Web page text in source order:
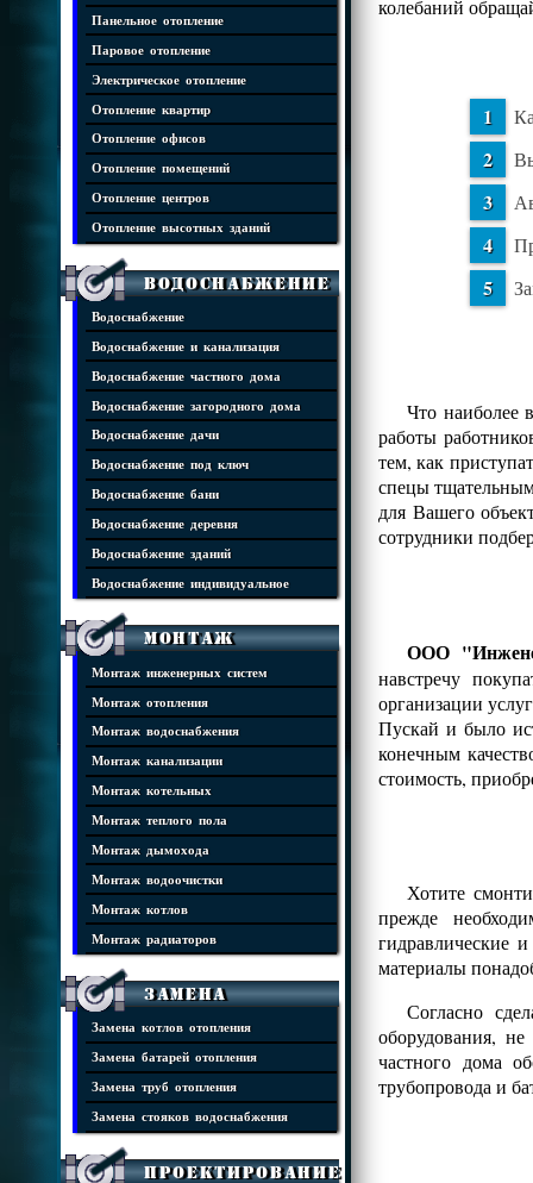
Панельное отопление
Паровое отопление
Электрическое отопление
Отопление квартир
Отопление офисов
Отопление помещений
Отопление центров
Отопление высотных зданий
Водоснабжение
Водоснабжение
Водоснабжение и канализация
Водоснабжение частного дома
Водоснабжение загородного дома
Водоснабжение дачи
Водоснабжение под ключ
Водоснабжение бани
Водоснабжение деревня
Водоснабжение зданий
Водоснабжение индивидуальное
Монтаж
Монтаж инженерных систем
Монтаж отопления
Монтаж водоснабжения
Монтаж канализации
Монтаж котельных
Монтаж теплого пола
Монтаж дымохода
Монтаж водоочистки
Монтаж котлов
Монтаж радиаторов
Замена
Замена котлов отопления
Замена батарей отопления
Замена труб отопления
Замена стояков водоснабжения
Проектирование
колебаний
Что наиболее
работы
тем, как
спецы
для Вашего
сотрудники
ООО
навстречу
организации
Пускай и было
конечным
стоимость,
Хотите
прежде
гидравлические
материалы
Согласно
оборудования,
частного дома
трубопровода и